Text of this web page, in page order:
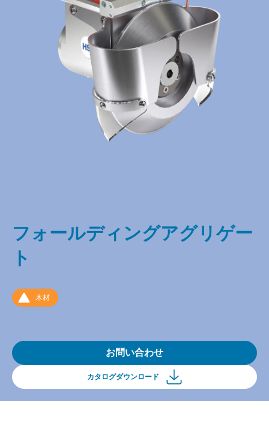
フォールディングアグリゲー
ト
木材
お問い合わせ
カタログダウンロード